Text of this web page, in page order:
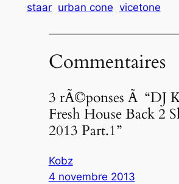
staar urban cone vicetone
Commentaires
3 rÃ©ponses Ã “DJ
Fresh House Back 2
2013 Part.1”
Kobz
4 novembre 2013